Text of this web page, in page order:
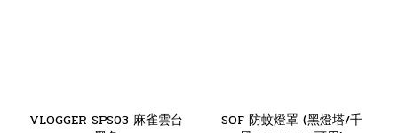
VLOGGER SPS03 麻雀雲台
SOF 防蚊燈罩 (黑燈塔/千